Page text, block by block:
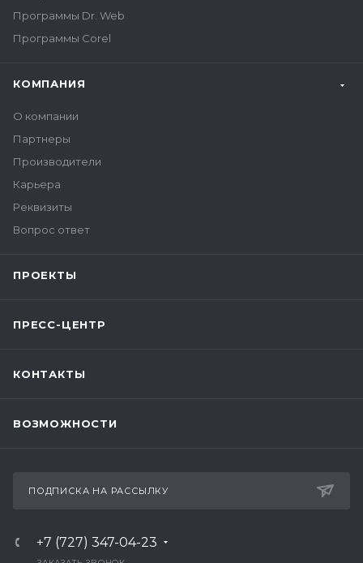
Программы Dr. Web
Программы Corel
КОМПАНИЯ
О компании
Партнеры
Производители
Карьера
Реквизиты
Вопрос ответ
ПРОЕКТЫ
ПРЕСС-ЦЕНТР
КОНТАКТЫ
ВОЗМОЖНОСТИ
ПОДПИСКА НА РАССЫЛКУ
+7 (727) 347-04-23